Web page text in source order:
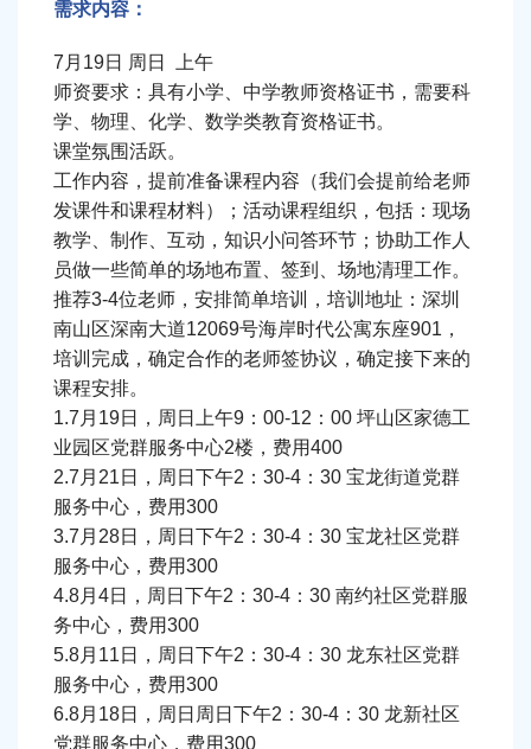
深圳兴旺泽教育科技寻求研学合作
6000平米场地科普城寻求科普类项目合
作
/
科普艺术专委会（筹）寻求大湾区公益
科普艺术海选等系列合作
/ 光明创新岛寻求优质企业入驻 /
未来风景科技有限公司寻求自然教育及
共建花园项目合作
/ 眼科医院做异业合作需求
华为云寻求IT项目领域合作
夏令营需要书法老师一名，汉服老师一
名
/ 拉萨市中小学科技辅导员2名
需求内容：
7月19日 周日 上午
师资要求：具有小学、中学教师资格证书，需要科
学、物理、化学、数学类教育资格证书。
课堂氛围活跃。
工作内容，提前准备课程内容（我们会提前给老师
发课件和课程材料）；活动课程组织，包括：现场
教学、制作、互动，知识小问答环节；协助工作人
员做一些简单的场地布置、签到、场地清理工作。
推荐3-4位老师，安排简单培训，培训地址：深圳
南山区深南大道12069号海岸时代公寓东座901，
培训完成，确定合作的老师签协议，确定接下来的
课程安排。
1.7月19日，周日上午9：00-12：00 坪山区家德工
业园区党群服务中心2楼，费用400
2.7月21日，周日下午2：30-4：30 宝龙街道党群
服务中心，费用300
3.7月28日，周日下午2：30-4：30 宝龙社区党群
服务中心，费用300
4.8月4日，周日下午2：30-4：30 南约社区党群服
务中心，费用300
5.8月11日，周日下午2：30-4：30 龙东社区党群
服务中心，费用300
6.8月18日，周日周日下午2：30-4：30 龙新社区
党群服务中心，费用300